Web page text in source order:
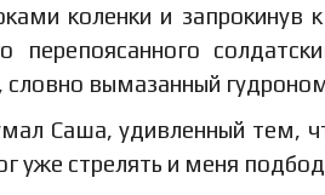
коленки и запрокинув
перепоясанного
словно вымазанный
Саша, удивленный тем,
уже стрелять и меня